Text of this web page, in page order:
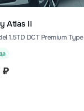
Atlas II
1.5TD DCT Premium Type
₽